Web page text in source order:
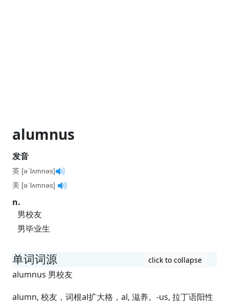
alumnus
发音
英 [əˈlʌmnəs]
美 [əˈlʌmnəs]
n.
男校友
男毕业生
单词词源 click to collapse
alumnus 男校友
alumn, 校友，词根al扩大格，al, 滋养。-us, 拉丁语阳性